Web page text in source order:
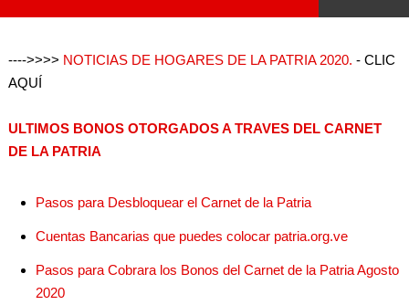
---->>>> NOTICIAS DE HOGARES DE LA PATRIA 2020. - CLIC
AQUÍ
ULTIMOS BONOS OTORGADOS A TRAVES DEL CARNET
DE LA PATRIA
Pasos para Desbloquear el Carnet de la Patria
Cuentas Bancarias que puedes colocar patria.org.ve
Pasos para Cobrara los Bonos del Carnet de la Patria Agosto
2020